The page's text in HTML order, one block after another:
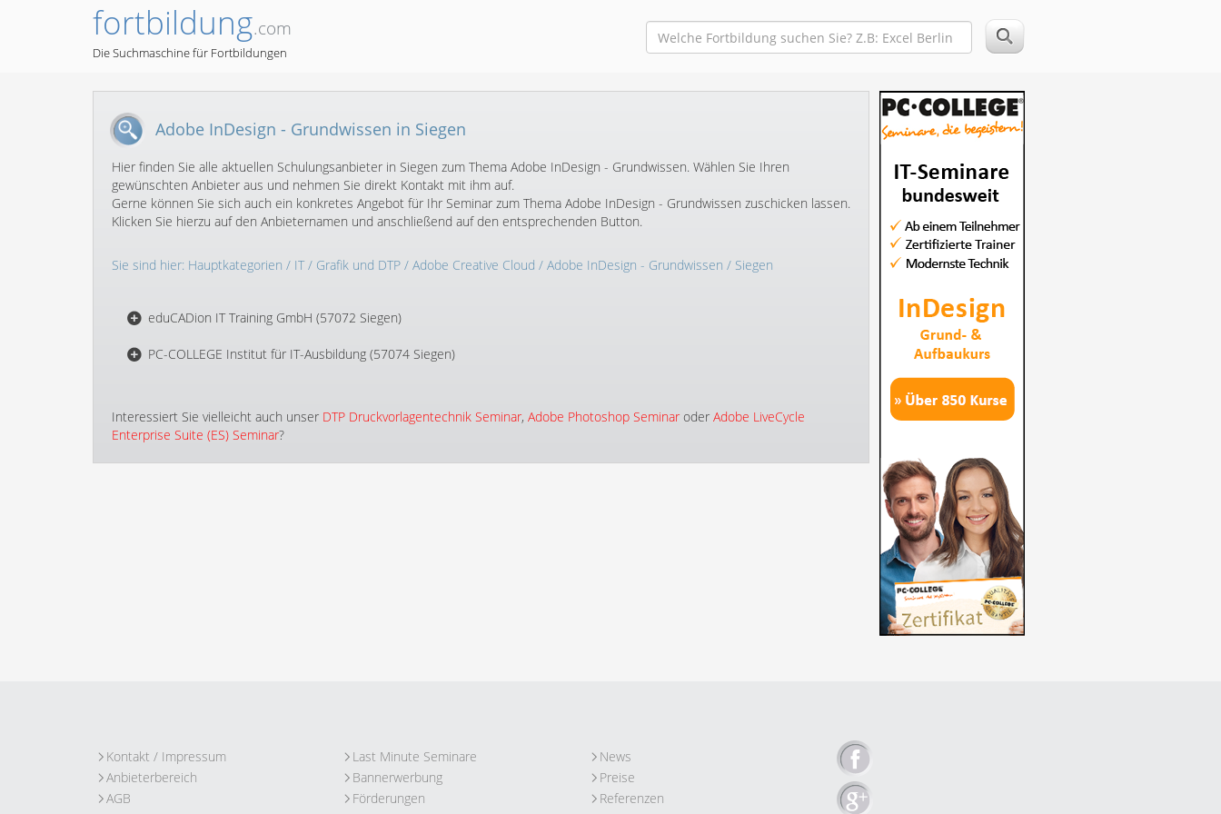
fortbildung.com
Die Suchmaschine für Fortbildungen
Adobe InDesign - Grundwissen in Siegen
Hier finden Sie alle aktuellen Schulungsanbieter in Siegen zum Thema Adobe InDesign - Grundwissen. Wählen Sie Ihren
gewünschten Anbieter aus und nehmen Sie direkt Kontakt mit ihm auf.
Gerne können Sie sich auch ein konkretes Angebot für Ihr Seminar zum Thema Adobe InDesign - Grundwissen zuschicken lassen.
Klicken Sie hierzu auf den Anbieternamen und anschließend auf den entsprechenden Button.
Sie sind hier: Hauptkategorien / IT/ Grafik und DTP / Adobe Creative Cloud / Adobe InDesign - Grundwissen / Siegen
eduCADion IT Training GmbH (57072 Siegen)
PC-COLLEGE Institut für IT-Ausbildung (57074 Siegen)
Interessiert Sie vielleicht auch unser DTP Druckvorlagentechnik Seminar, Adobe Photoshop Seminar oder Adobe LiveCycle
Enterprise Suite (ES) Seminar?
Kontakt / Impressum
Anbieterbereich
AGB
Last Minute Seminare
Bannerwerbung
Förderungen
News
Preise
Referenzen